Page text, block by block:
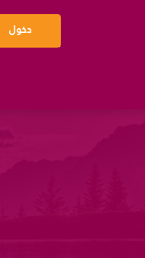
دخول